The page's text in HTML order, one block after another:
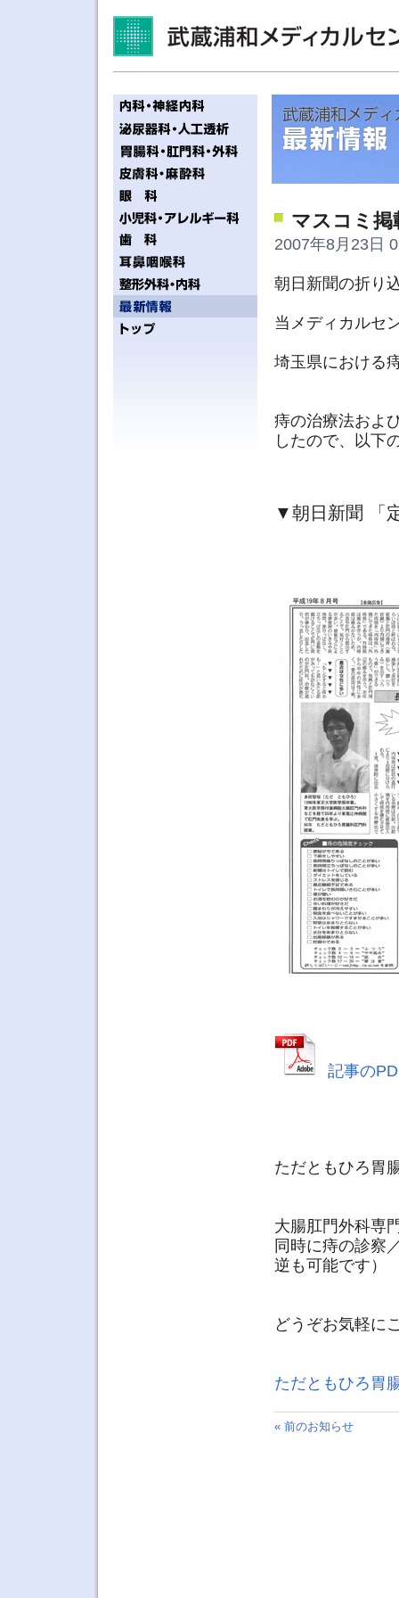
マスコミ
2007年8月23日
朝日新聞の折り
当メディカルセ
埼玉県における
痔の治療法およ
したので、以下
▼朝日新聞 「
記事の
ただともひろ胃
大腸肛門外科専
同時に痔の診察
逆も可能です）
どうぞお気軽に
ただともひろ胃
« 前のお知らせ